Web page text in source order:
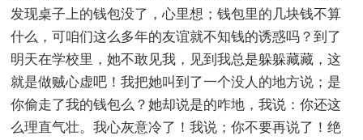
发现桌子上的钱包没了，心里想；钱包里的几块钱不算
什么，可咱们这么多年的友谊就不知钱的诱惑吗？到了
明天在学校里，她不敢见我，见到我总是躲躲藏藏，这
就是做贼心虚吧！我把她叫到了一个没人的地方说；是
你偷走了我的钱包么？她却说是的咋地，我说：你还这
么理直气壮。我心灰意冷了！我说；你不要再说了！绝